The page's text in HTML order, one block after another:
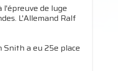
l'épreuve de luge
L'Allemand Ralf
Snith a eu 25e place